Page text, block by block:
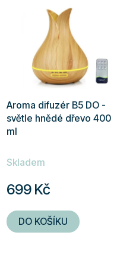
hvězdiček.
Aroma difuzér B5 DO -
světle hnědé dřevo 400
ml
hodnocení
je
5,0
z
Skladem
699 Kč
DO KOŠÍKU